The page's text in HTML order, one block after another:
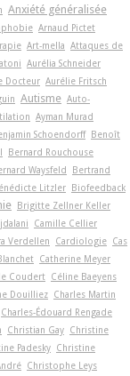
Anxiété généralisée
Arnaud Pictet
Art-­mella Attaques de
Aurélia Schneider
Docteur Aurélie Fritsch
Autisme Auto-
Ayman Murad
Schoendorff Benoît
Bernard Rouchouse
Waysfeld
Bertrand
Litzler Biofeedback
Brigitte Zellner Keller
Camille Cellier
Verdellen Cardiologie Cas
Catherine Meyer
Coudert Céline Baeyens
Douilliez Charles Martin
Charles-Édouard Rengade
Christian Gay Christine
Padesky Christine
Christophe Leys